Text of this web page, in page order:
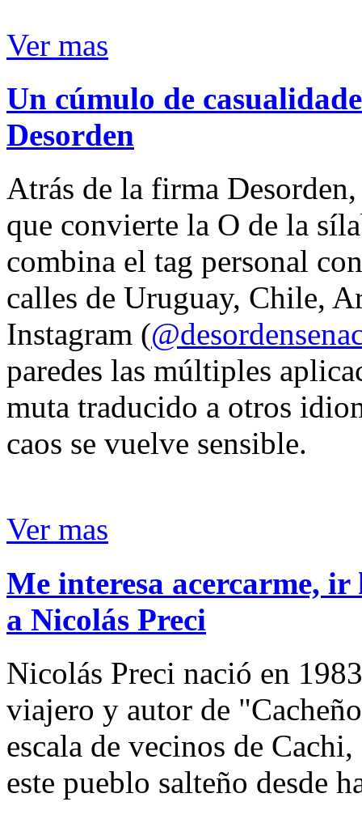
Ver mas
Un cúmulo de
Desorden
Atrás de la firma
que convierte la O de la
combina el tag personal
calles de Uruguay, Chile,
Instagram (
paredes las múltiples
muta traducido a otros
caos se vuelve sensible.
Ver mas
Me interesa acercarme,
a Nicolás Preci
Nicolás Preci nació en
viajero y autor de
escala de vecinos de
este pueblo salteño desde